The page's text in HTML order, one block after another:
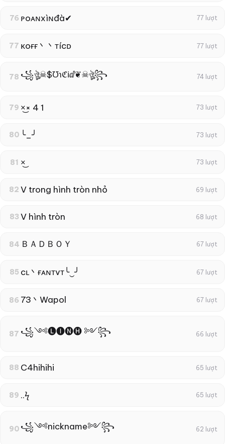
76 ᴘoᴀɴxìɴđà✔ 77 lượt
77 κoғғ丶丶тícᴅ 77 lượt
78 ꧁ঔৣ☠︎$℧℩ℭℹ︎ⅆ❦☠︎ঔৣ꧂ 74 lượt
79 ×͜× 4 1 73 lượt
80 ╰_╯ 73 lượt
81 ×͜ 73 lượt
82 V trong hình tròn nhỏ 69 lượt
83 V hình tròn 68 lượt
84 ＢＡＤＢＯＹ 67 lượt
85 cʟ丶ғᴀɴтvт╰‿╯ 67 lượt
86 73丶Wapol 67 lượt
87 ꧁༺🅛🅘🅝🅗 ༻꧂ 66 lượt
88 C4hihihi 65 lượt
89 ..ϟ 65 lượt
90 ꧁༺nickname༻꧂ 62 lượt